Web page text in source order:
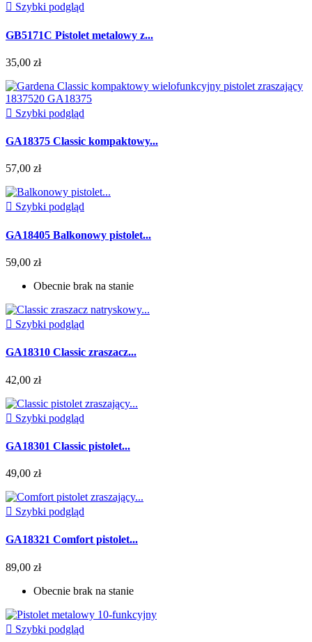
 Szybki podgląd
GB5171C Pistolet metalowy z...
35,00 zł
 Szybki podgląd
GA18375 Classic kompaktowy...
57,00 zł
 Szybki podgląd
GA18405 Balkonowy pistolet...
59,00 zł
Obecnie brak na stanie
 Szybki podgląd
GA18310 Classic zraszacz...
42,00 zł
 Szybki podgląd
GA18301 Classic pistolet...
49,00 zł
 Szybki podgląd
GA18321 Comfort pistolet...
89,00 zł
Obecnie brak na stanie
 Szybki podgląd